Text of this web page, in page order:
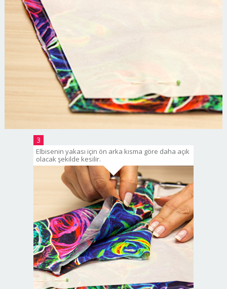
3
Elbisenin yakası için ön arka kısma göre daha açık
olacak şekilde kesilir.